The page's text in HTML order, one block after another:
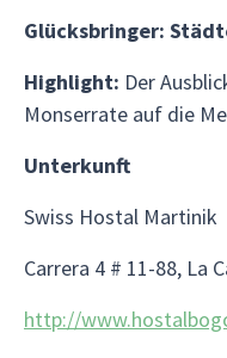
Glücksbringer:
Highlight: Der
Monserrate auf die
Unterkunft
Swiss Hostal Martinik
Carrera 4 # 11-88, La
http://